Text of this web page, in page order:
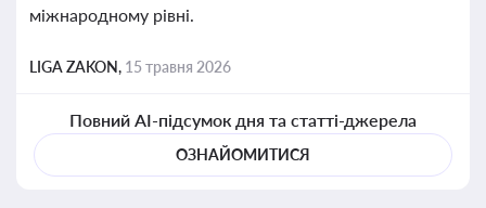
міжнародному рівні.
LIGA ZAKON, 15 травня 2026
Повний AI-підсумок дня та статті-джерела
ОЗНАЙОМИТИСЯ